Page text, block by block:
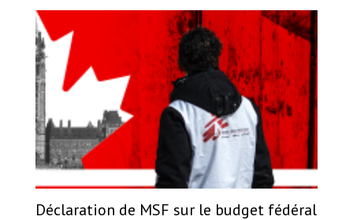
Déclaration de MSF sur le budget fédéral